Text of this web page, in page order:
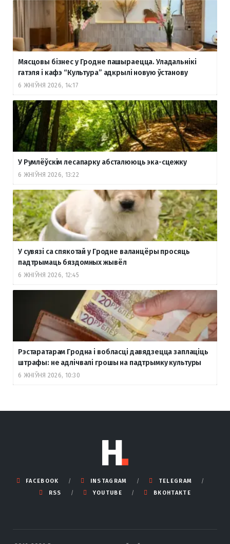
Мясцовы бізнес у Гродне пашыраецца. Уладальнікі
гатэля і кафэ “Культура” адкрылі новую ўстанову
6 ЖНІЎНЯ 2026, 14:17
У Румлёўскім лесапарку абсталююць эка-сцежку
6 ЖНІЎНЯ 2026, 13:22
У сувязі са спякотай у Гродне валанцёры просяць
падтрымаць бяздомных жывёл
6 ЖНІЎНЯ 2026, 12:45
Рэстаратарам Гродна і вобласці давядзецца заплаціць
штрафы: не адлічвалі грошы на падтрымку культуры
6 ЖНІЎНЯ 2026, 10:30
FACEBOOK INSTAGRAM
TELEGRAM
RSS
YOUTUBE ВКОНТАКТЕ